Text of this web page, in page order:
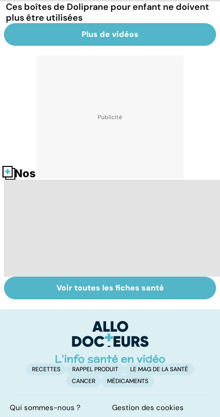
Ces boîtes de Doliprane pour enfant ne doivent
plus être utilisées
Plus de vidéos
Nos fiches santé
Faire du sport à
domicile, c'est
Don de gamètes :
le pour et le
levée de
l'anonymat
Voir toutes les fiches santé
RECETTES RAPPEL PRODUIT
LE MAG DE LA SANTÉ
CANCER
MÉDICAMENTS
Qui sommes-nous ?
Gestion des cookies